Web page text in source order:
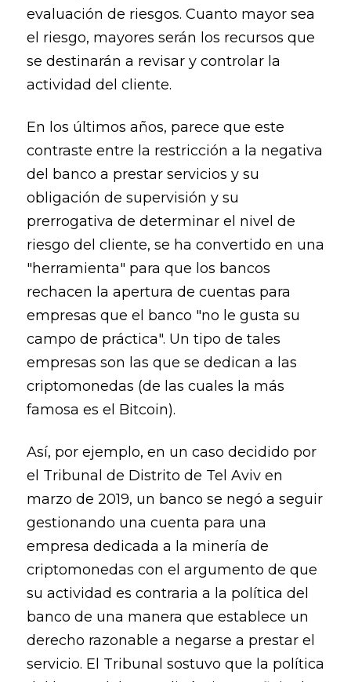
evaluación de riesgos. Cuanto mayor sea
el riesgo, mayores serán los recursos que
se destinarán a revisar y controlar la
actividad del cliente.
En los últimos años, parece que este
contraste entre la restricción a la negativa
del banco a prestar servicios y su
obligación de supervisión y su
prerrogativa de determinar el nivel de
riesgo del cliente, se ha convertido en una
"herramienta" para que los bancos
rechacen la apertura de cuentas para
empresas que el banco "no le gusta su
campo de práctica". Un tipo de tales
empresas son las que se dedican a las
criptomonedas (de las cuales la más
famosa es el Bitcoin).
Así, por ejemplo, en un caso decidido por
el Tribunal de Distrito de Tel Aviv en
marzo de 2019, un banco se negó a seguir
gestionando una cuenta para una
empresa dedicada a la minería de
criptomonedas con el argumento de que
su actividad es contraria a la política del
banco de una manera que establece un
derecho razonable a negarse a prestar el
servicio. El Tribunal sostuvo que la política